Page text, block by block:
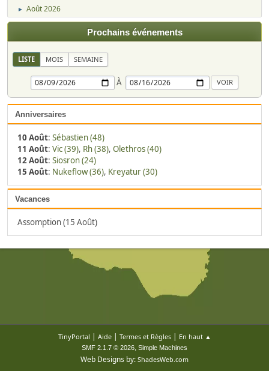
► Août 2026
Prochains événements
LISTE MOIS SEMAINE
À
Anniversaires
10 Août: Sébastien (48)
11 Août: Vic (39), Rh (38), Olethros (40)
12 Août: Siosron (24)
15 Août: Nukeflow (36), Kreyatur (30)
Vacances
Assomption (15 Août)
TinyPortal | Aide| Termes et Règles| En haut ▲
SMF 2.1.7 © 2026, Simple Machines
Web Designs by: ShadesWeb.com